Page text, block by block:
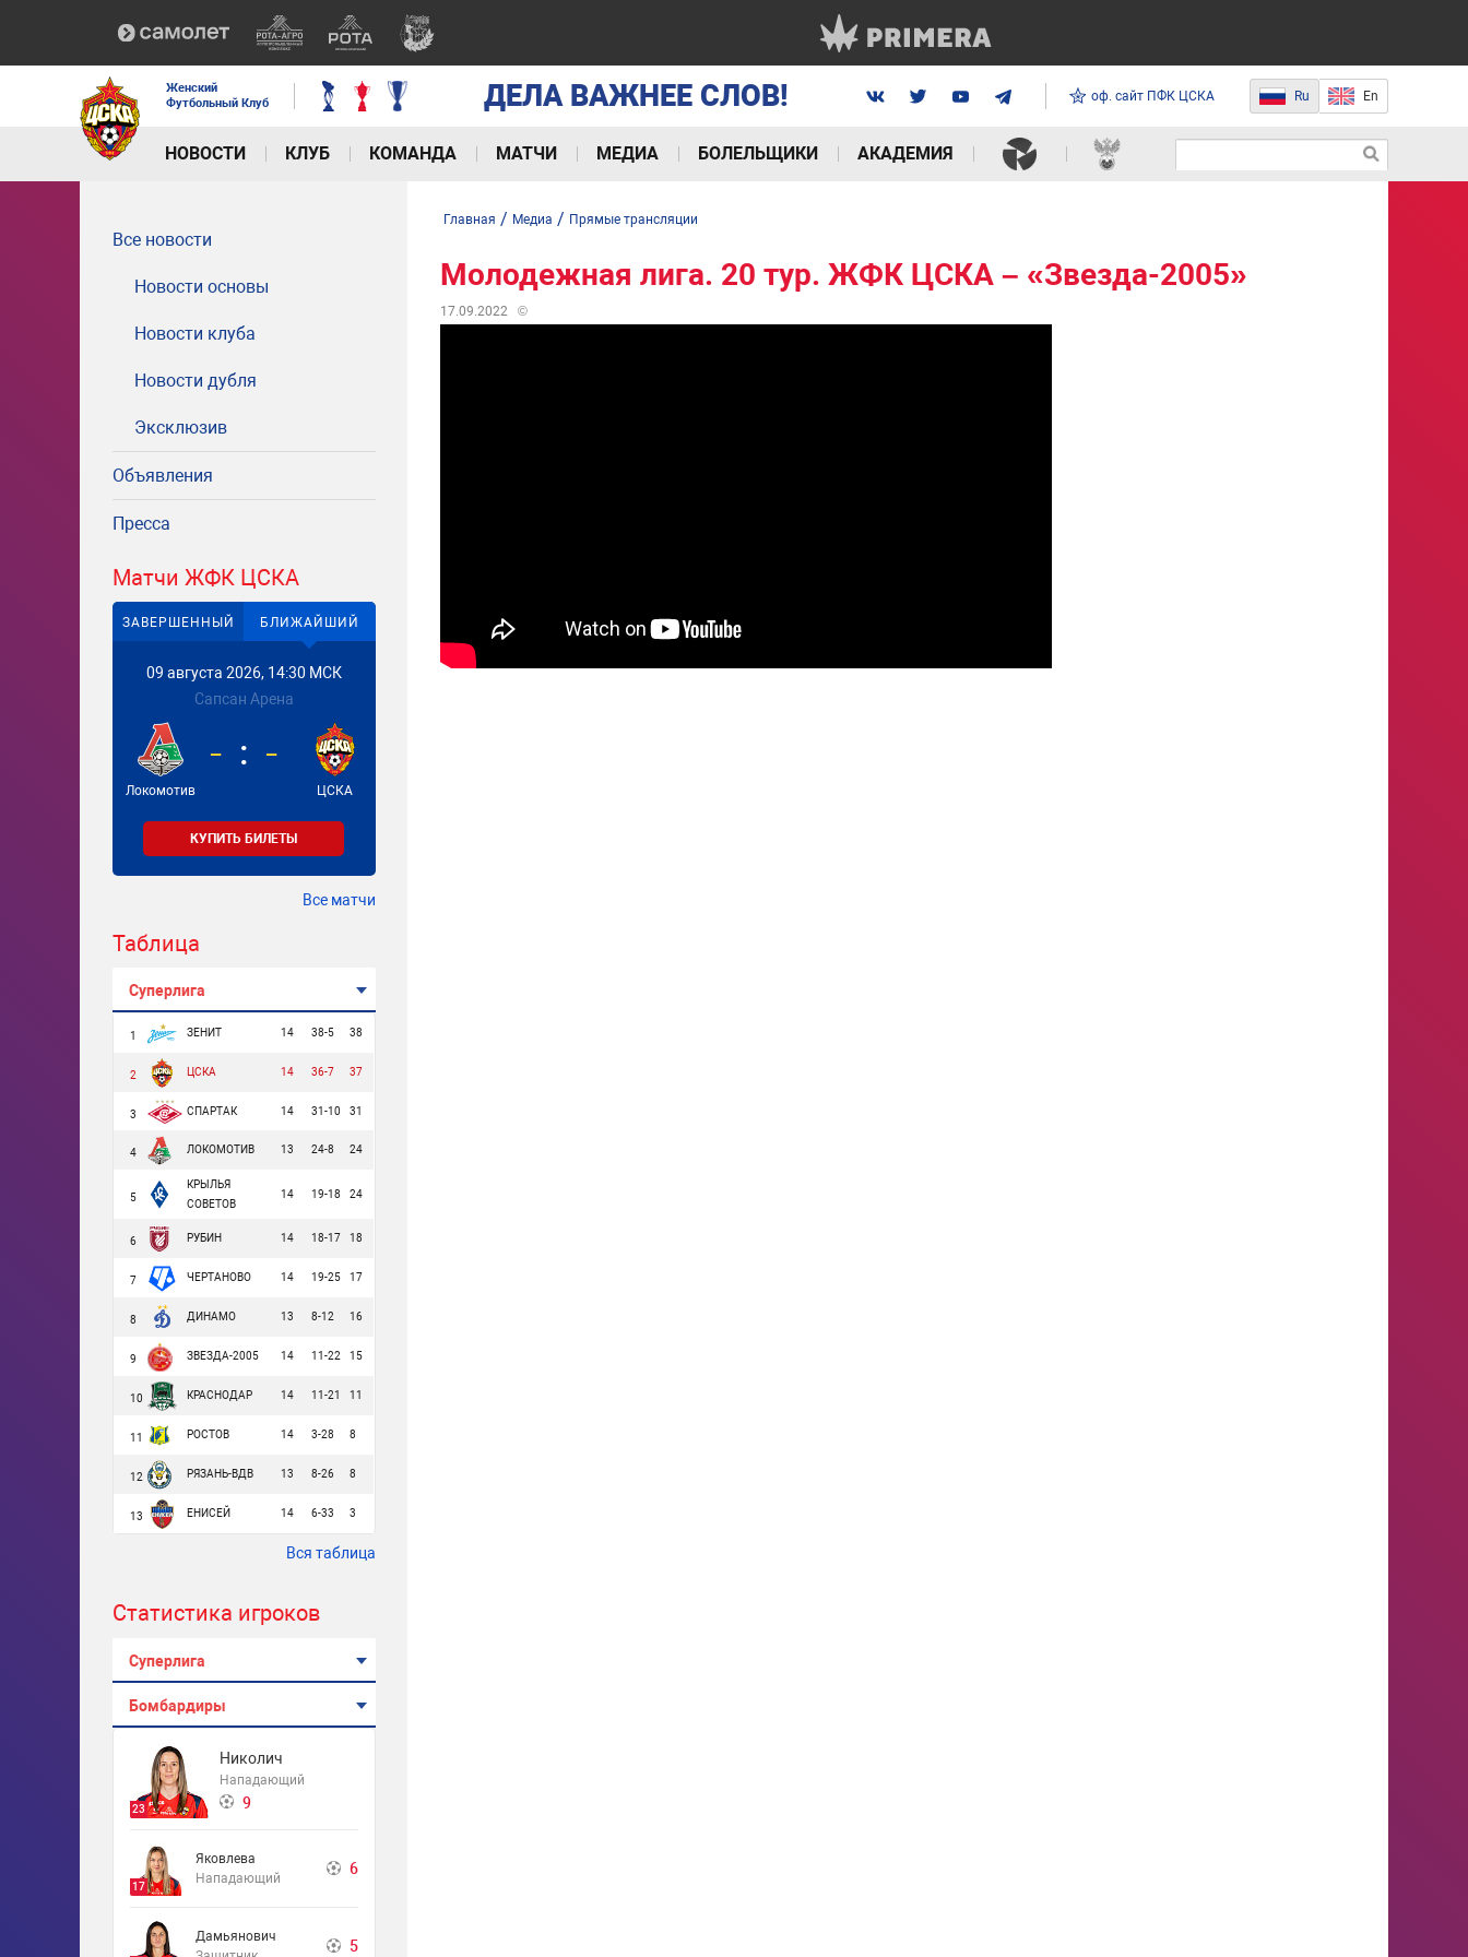
Женский
Футбольный Клуб
ДЕЛА ВАЖНЕЕ СЛОВ! оф. сайт ПФК ЦСКА Ru En
НОВОСТИ КЛУБ КОМАНДА МАТЧИ МЕДИА БОЛЕЛЬЩИКИ АКАДЕМИЯ
Все новости
Новости основы
Новости клуба
Новости дубля
Эксклюзив
Объявления
Пресса
Матчи ЖФК ЦСКА
ЗАВЕРШЕННЫЙ БЛИЖАЙШИЙ
09 августа 2026, 14:30 МСК
Сапсан Арена
Локомотив
- -
ЦСКА
КУПИТЬ БИЛЕТЫ
Все матчи
Таблица
Суперлига
1 ЗЕНИТ 14 38-5 38
2 ЦСКА 14 36-7 37
3 СПАРТАК 14 31-10 31
4 ЛОКОМОТИВ 13 24-8 24
5
КРЫЛЬЯ
СОВЕТОВ
14 19-18 24
6 РУБИН 14 18-17 18
7 ЧЕРТАНОВО 14 19-25 17
8 ДИНАМО 13 8-12 16
9 ЗВЕЗДА-2005 14 11-22 15
10 КРАСНОДАР 14 11-21 11
11 РОСТОВ 14 3-28 8
12 РЯЗАНЬ-ВДВ 13 8-26 8
13 ЕНИСЕЙ 14 6-33 3
Вся таблица
Статистика игроков
Суперлига
Бомбардиры
23
Николич
Нападающий
9
17
Яковлева
Нападающий
6
Дамьянович
5
Главная / Медиа / Прямые трансляции
Молодежная лига. 20 тур. ЖФК ЦСКА – «Звезда-2005»
17.09.2022 ©